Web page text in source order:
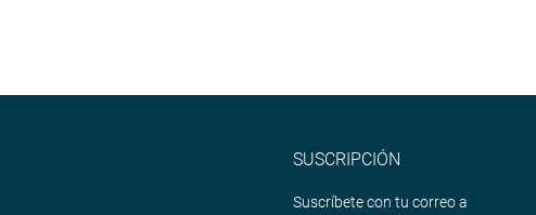
SUSCRIPCIÓN
Suscríbete con tu correo a